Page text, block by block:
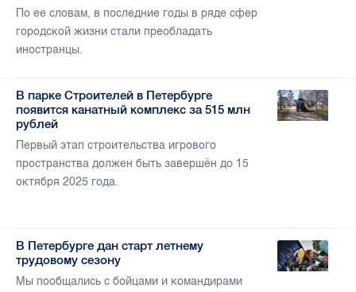
По ее словам, в последние годы в ряде сфер
городской жизни стали преобладать
иностранцы.
В парке Строителей в Петербурге
появится канатный комплекс за 515 млн
рублей
Первый этап строительства игрового
пространства должен быть завершён до 15
октября 2025 года.
В Петербурге дан старт летнему
трудовому сезону
Мы пообщались с бойцами и командирами